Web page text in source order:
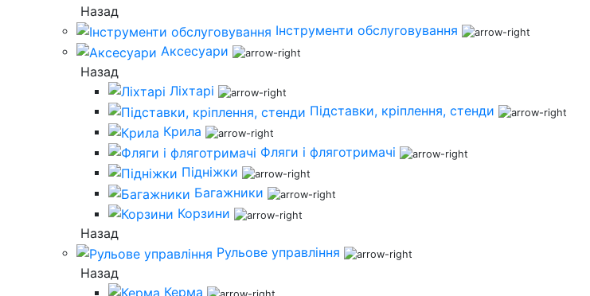
Назад
Інструменти обслуговування
Аксесуари
Назад
Ліхтарі
Підставки, кріплення, стенди
Крила
Фляги і фляготримачі
Підніжки
Багажники
Корзини
Назад
Рульове управління
Назад
Керма